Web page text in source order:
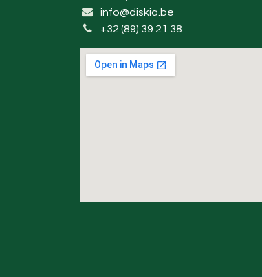
info@diskia.be
+32 (89) 39 21 38